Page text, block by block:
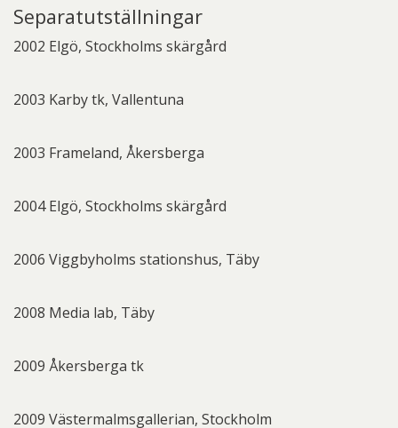
Separatutställningar
2002 Elgö, Stockholms skärgård
2003 Karby tk, Vallentuna
2003 Frameland, Åkersberga
2004 Elgö, Stockholms skärgård
2006 Viggbyholms stationshus, Täby
2008 Media lab, Täby
2009 Åkersberga tk
2009 Västermalmsgallerian, Stockholm